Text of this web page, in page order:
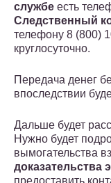
службе есть
Следственный
телефону 8 (800)
круглосуточно.
Передача денег
впоследствии
Дальше будет
Нужно будет
вымогательства
доказательства